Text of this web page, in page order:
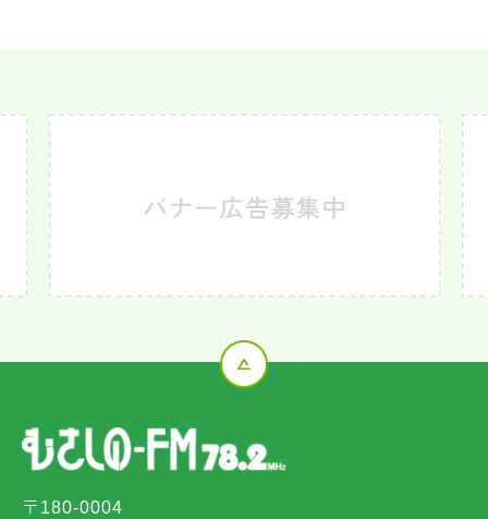
〒180-0004